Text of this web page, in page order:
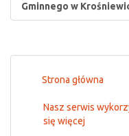
Gminnego w
Strona główna
Nasz serwis
się więcej